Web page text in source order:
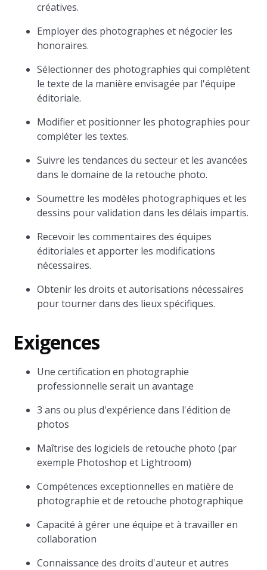
créatives.
Employer des photographes et négocier les
honoraires.
Sélectionner des photographies qui complètent
le texte de la manière envisagée par l'équipe
éditoriale.
Modifier et positionner les photographies pour
compléter les textes.
Suivre les tendances du secteur et les avancées
dans le domaine de la retouche photo.
Soumettre les modèles photographiques et les
dessins pour validation dans les délais impartis.
Recevoir les commentaires des équipes
éditoriales et apporter les modifications
nécessaires.
Obtenir les droits et autorisations nécessaires
pour tourner dans des lieux spécifiques.
Exigences
Une certification en photographie
professionnelle serait un avantage
3 ans ou plus d'expérience dans l'édition de
photos
Maîtrise des logiciels de retouche photo (par
exemple Photoshop et Lightroom)
Compétences exceptionnelles en matière de
photographie et de retouche photographique
Capacité à gérer une équipe et à travailler en
collaboration
Connaissance des droits d'auteur et autres